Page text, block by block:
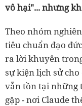
vô hại"... nhưng
Theo nhóm
tiêu chuẩn đạo
ra lời khuyên
sự kiện lịch sử
vẫn tồn tại những
gặp - nơi Claude